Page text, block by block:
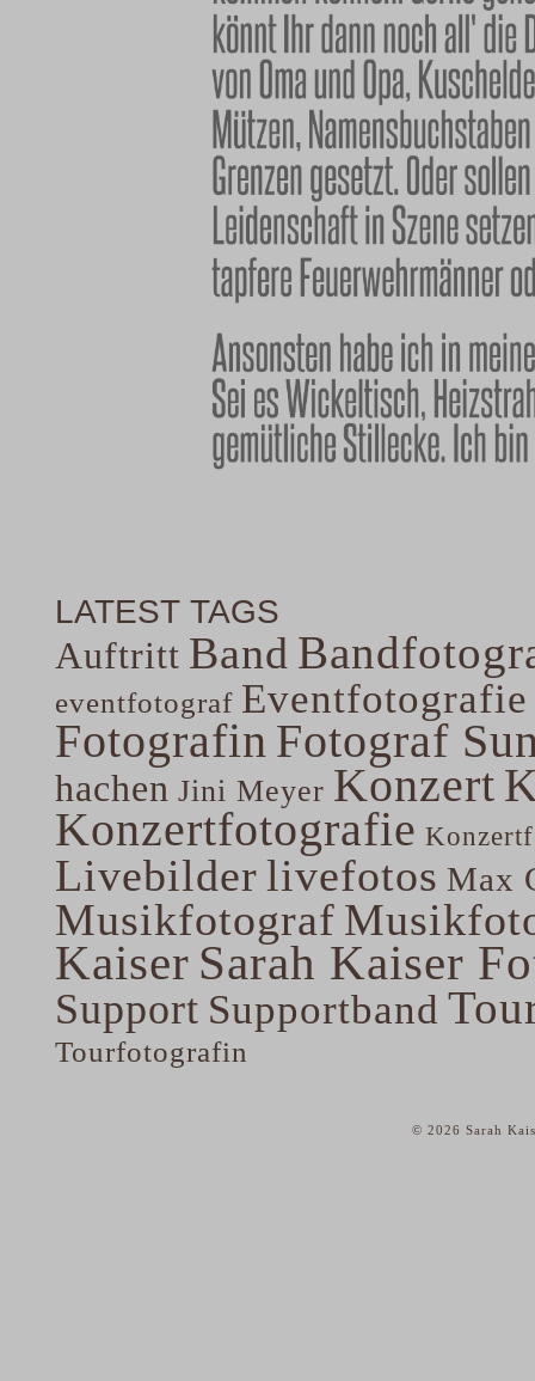
LATEST TAGS
Auftritt Band
eventfotograf Eventfotografie
Fotografin Fotograf
hachen Jini Meyer Konzert
Konzertfotografie
Livebilderlivefotos Max
Musikfotograf
Kaiser Sarah Kaiser
Support Supportband
Tourfotografin
© 2026 Sarah